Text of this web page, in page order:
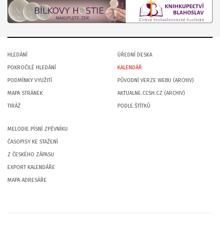
HLEDÁNÍ
POKROČILÉ HLEDÁNÍ
PODMÍNKY VYUŽITÍ
MAPA STRÁNEK
TIRÁŽ
ÚŘEDNÍ DESKA
KALENDÁŘ
PŮVODNÍ VERZE WEBU (ARCHIV)
AKTUALNE.CCSH.CZ (ARCHIV)
PODLE ŠTÍTKŮ
MELODIE PÍSNÍ ZPĚVNÍKU
ČASOPISY KE STAŽENÍ
Z ČESKÉHO ZÁPASU
EXPORT KALENDÁŘE
MAPA ADRESÁŘE